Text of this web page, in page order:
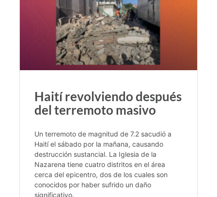
Haití revolviendo después
del terremoto masivo
Un terremoto de magnitud de 7.2 sacudió a
Haití el sábado por la mañana, causando
destrucción sustancial. La Iglesia de la
Nazarena tiene cuatro distritos en el área
cerca del epicentro, dos de los cuales son
conocidos por haber sufrido un daño
significativo.